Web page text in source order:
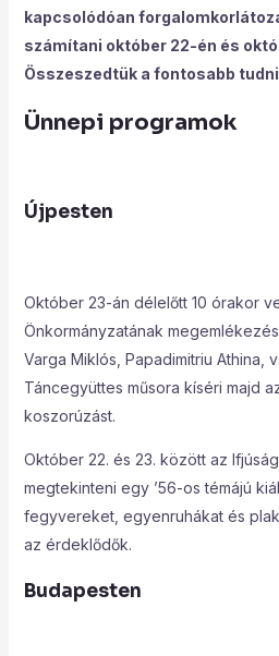
kapcsolódóan
számítani október 22-én és
Összeszedtük a fontosabb
Ünnepi programok
Újpesten
Október 23-án délelőtt 10 órakor
Önkormányzatának
Varga Miklós, Papadimitriu Athina,
Táncegyüttes műsora kíséri majd
koszorúzást.
Október 22. és 23. között az
megtekinteni egy ’56-os témájú
fegyvereket, egyenruhákat és
az érdeklődők.
Budapesten